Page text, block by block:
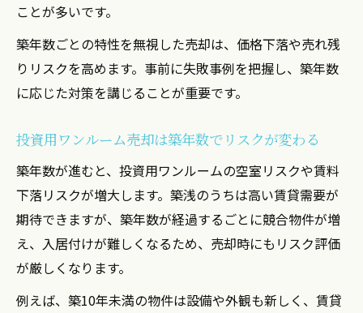
ことが多いです。
築年数ごとの特性を無視した売却は、価格下落や売れ残
りリスクを高めます。事前に失敗事例を把握し、築年数
に応じた対策を講じることが重要です。
投資用ワンルーム売却は築年数でリスクが変わる
築年数が進むと、投資用ワンルームの空室リスクや賃料
下落リスクが増大します。築浅のうちは高い賃貸需要が
期待できますが、築年数が経過するごとに競合物件が増
え、入居付けが難しくなるため、売却時にもリスク評価
が厳しくなります。
例えば、築10年未満の物件は設備や外観も新しく、賃貸